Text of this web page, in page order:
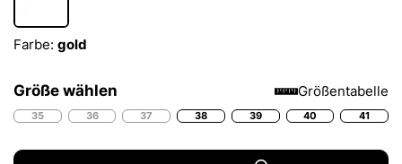
Farbe: gold
Größe wählen Größentabelle
35 36 37 38 39 40 41